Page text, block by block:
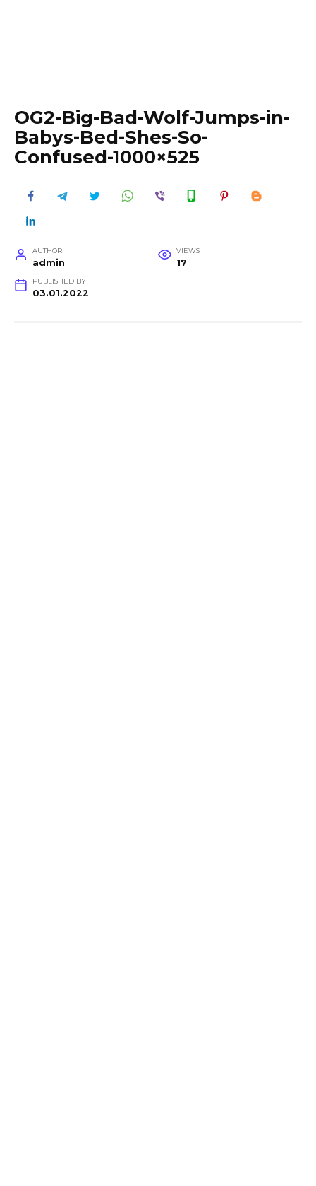
OG2-Big-Bad-Wolf-Jumps-in-
Babys-Bed-Shes-So-
Confused-1000×525
AUTHOR
admin
VIEWS
17
PUBLISHED BY
03.01.2022